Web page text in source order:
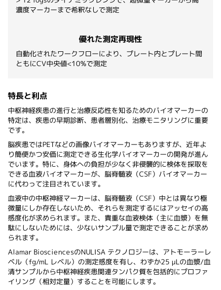
濃度マーカーまで希釈なしで測定
優れた測定再現性
自動化されたワークフローにより、プレート内とプレート間
ともにCV中央値<10%で測定
特長と利点
中枢神経疾患の進行と治療反応性を知るためのバイオマーカーの
特定は、疾患の早期診断、患者層別化、治療モニタリングに重要
です。
脳疾患ではPETなどの画像バイオマーカーもありますが、近年よ
り簡便かつ安価に測定できる生化学バイオマーカーの開発が進ん
でいます。特に、身体への負担が少なく非侵襲的に検体を採取を
できる血液バイオマーカーが、脳脊髄液（CSF）バイオマーカー
に代わって注目されています。
血液中の中枢神経マーカーは、脳脊髄液（CSF）中とは異なり極
微量にしか存在しないため、それらを測定するにはアッセイの高
感度化が求められます。また、貴重な血液検体（主に血漿）を無
駄にしないためには、少ないサンプル量で測定できることが求め
られます。
Alamar BiosciencesのNULISA テクノロジーは、アトモーラーレ
ベル（fg/mL レベル）の測定感度を有し、わずか25 μLの血漿/血
清サンプルから中枢神経疾患関連タンパク質を包括的にプロファ
イリング（相対定量）することを可能にします。